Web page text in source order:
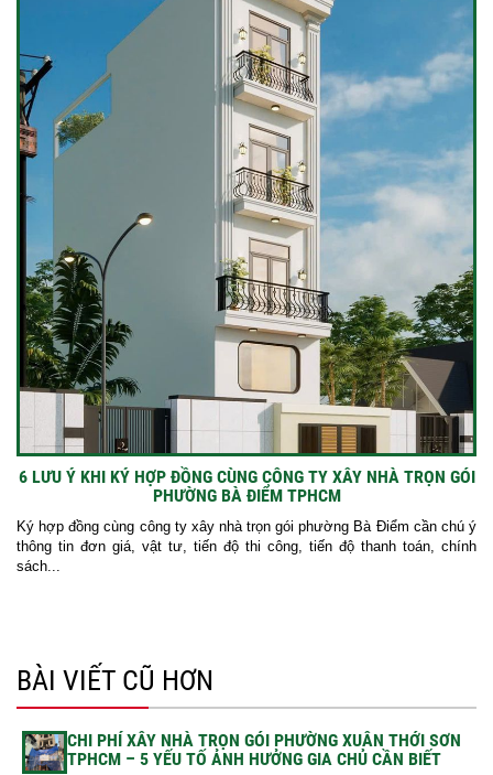
6 LƯU Ý KHI KÝ HỢP ĐỒNG CÙNG CÔNG TY XÂY NHÀ TRỌN GÓI
PHƯỜNG BÀ ĐIỂM TPHCM
Ký hợp đồng cùng công ty xây nhà trọn gói phường Bà Điểm cần chú ý
thông tin đơn giá, vật tư, tiến độ thi công, tiến độ thanh toán, chính
sách...
BÀI VIẾT CŨ HƠN
CHI PHÍ XÂY NHÀ TRỌN GÓI PHƯỜNG XUÂN THỚI SƠN
TPHCM – 5 YẾU TỐ ẢNH HƯỞNG GIA CHỦ CẦN BIẾT